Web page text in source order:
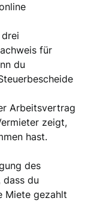
für
du
Arbeitsvertrag
zeigt,
hast.
des
dass du
Miete gezahlt